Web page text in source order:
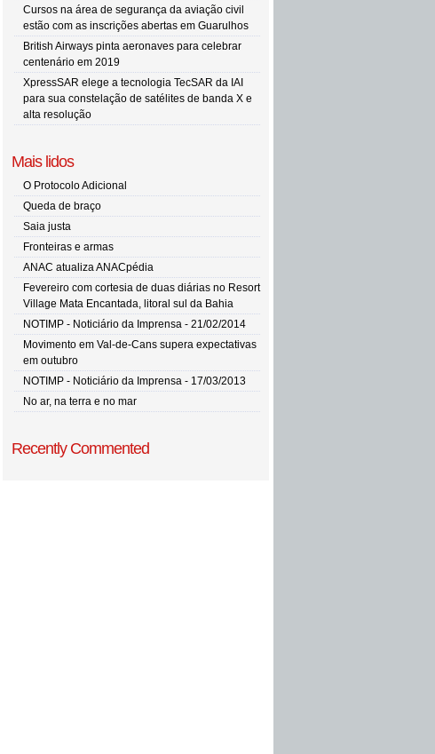
Cursos na área de segurança da aviação civil
estão com as inscrições abertas em Guarulhos
British Airways pinta aeronaves para celebrar
centenário em 2019
XpressSAR elege a tecnologia TecSAR da IAI
para sua constelação de satélites de banda X e
alta resolução
Mais lidos
O Protocolo Adicional
Queda de braço
Saia justa
Fronteiras e armas
ANAC atualiza ANACpédia
Fevereiro com cortesia de duas diárias no Resort
Village Mata Encantada, litoral sul da Bahia
NOTIMP - Noticiário da Imprensa - 21/02/2014
Movimento em Val-de-Cans supera expectativas
em outubro
NOTIMP - Noticiário da Imprensa - 17/03/2013
No ar, na terra e no mar
Recently Commented